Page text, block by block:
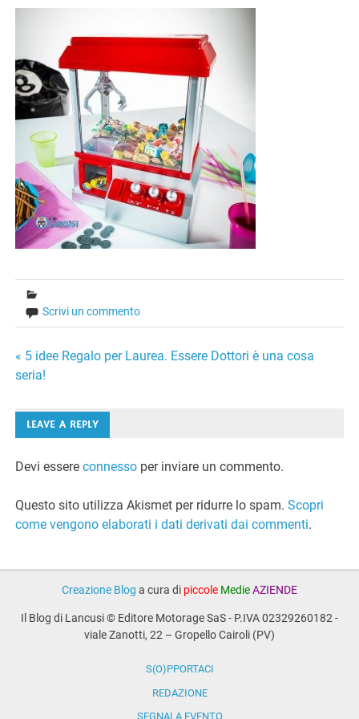
Scrivi un commento
Navigazione
« 5 idee Regalo per Laurea. Essere Dottori è una cosa
seria!
LEAVE A REPLY
Devi essereconnesso per inviare un commento.
Questo sito utilizza Akismet per ridurre lo spam.Scopri
come vengono elaborati i dati derivati dai commenti.
Creazione Blog a cura di piccole MedieAZIENDE
Il Blog di Lancusi © Editore Motorage SaS - P.IVA 02329260182 -
viale Zanotti, 22 – Gropello Cairoli (PV)
S(O)PPORTACI
REDAZIONE
SEGNALA EVENTO